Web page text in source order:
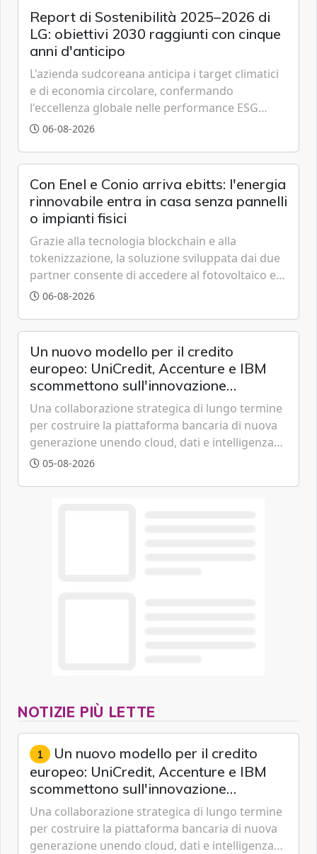
Report di Sostenibilità 2025–2026 di
LG: obiettivi 2030 raggiunti con cinque
anni d'anticipo
L'azienda sudcoreana anticipa i target climatici
e di economia circolare, confermando
l'eccellenza globale nelle performance ESG
grazie a innovazione, accessibilità e governance
06-08-2026
Con Enel e Conio arriva ebitts: l'energia
rinnovabile entra in casa senza pannelli
o impianti fisici
Grazie alla tecnologia blockchain e alla
tokenizzazione, la soluzione sviluppata dai due
partner consente di accedere al fotovoltaico e
all'eolico ottenendo risparmi diretti in bolletta,
06-08-2026
Un nuovo modello per il credito
europeo: UniCredit, Accenture e IBM
scommettono sull'innovazione
tecnologica
Una collaborazione strategica di lungo termine
per costruire la piattaforma bancaria di nuova
generazione unendo cloud, dati e intelligenza
artificiale.
05-08-2026
NOTIZIE PIÙ LETTE
1 Un nuovo modello per il credito
europeo: UniCredit, Accenture e IBM
scommettono sull'innovazione
tecnologica
Una collaborazione strategica di lungo termine
per costruire la piattaforma bancaria di nuova
generazione unendo cloud, dati e intelligenza